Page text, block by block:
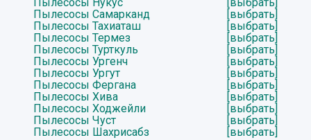
Пылесосы Самарканд
[выбрать]
Пылесосы Тахиаташ
[выбрать]
Пылесосы Термез
[выбрать]
Пылесосы Турткуль
[выбрать]
Пылесосы Ургенч
[выбрать]
Пылесосы Ургут
[выбрать]
Пылесосы Фергана
[выбрать]
Пылесосы Хива
[выбрать]
Пылесосы Ходжейли
[выбрать]
Пылесосы Чуст
[выбрать]
Пылесосы Шахрисабз
[выбрать]